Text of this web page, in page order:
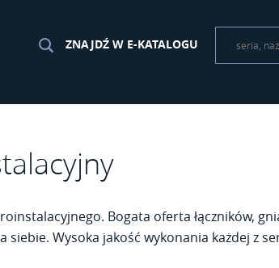
ZNAJDŹ W E-KATALOGU
Bogata oferta łączników,
Wysoka jakość wykonania każdej z